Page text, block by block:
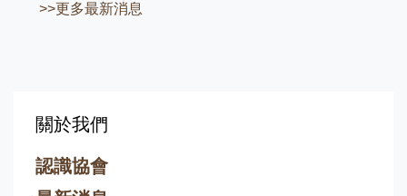
>>更多最新消息
關於我們
認識協會